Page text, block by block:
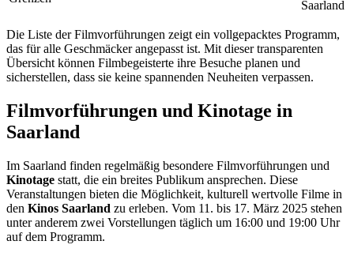
Saarland
Die Liste der Filmvorführungen zeigt ein vollgepacktes Programm,
das für alle Geschmäcker angepasst ist. Mit dieser transparenten
Übersicht können Filmbegeisterte ihre Besuche planen und
sicherstellen, dass sie keine spannenden Neuheiten verpassen.
Filmvorführungen und Kinotage in
Saarland
Im Saarland finden regelmäßig besondere Filmvorführungen und
Kinotage statt, die ein breites Publikum ansprechen. Diese
Veranstaltungen bieten die Möglichkeit, kulturell wertvolle Filme in
den Kinos Saarland zu erleben. Vom 11. bis 17. März 2025 stehen
unter anderem zwei Vorstellungen täglich um 16:00 und 19:00 Uhr
auf dem Programm.